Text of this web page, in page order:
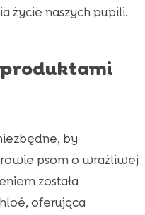
życie naszych pupili.
produktami
by
psom o wrażliwej
została
oferująca